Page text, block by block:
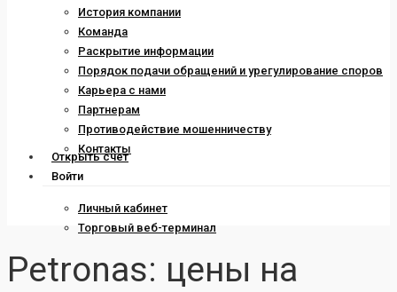
История компании
Команда
Раскрытие информации
Порядок подачи обращений и урегулирование споров
Карьера с нами
Партнерам
Противодействие мошенничеству
Контакты
Открыть счет
Войти
Личный кабинет
Торговый веб-терминал
Petronas: цены на